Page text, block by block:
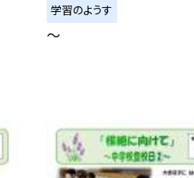
学習のようす
〜